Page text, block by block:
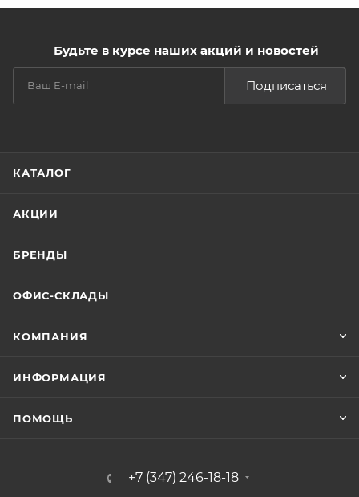
Будьте в курсе наших акций и новостей
Подписаться
КАТАЛОГ
АКЦИИ
БРЕНДЫ
ОФИС-СКЛАДЫ
КОМПАНИЯ
ИНФОРМАЦИЯ
ПОМОЩЬ
+7 (347) 246-18-18